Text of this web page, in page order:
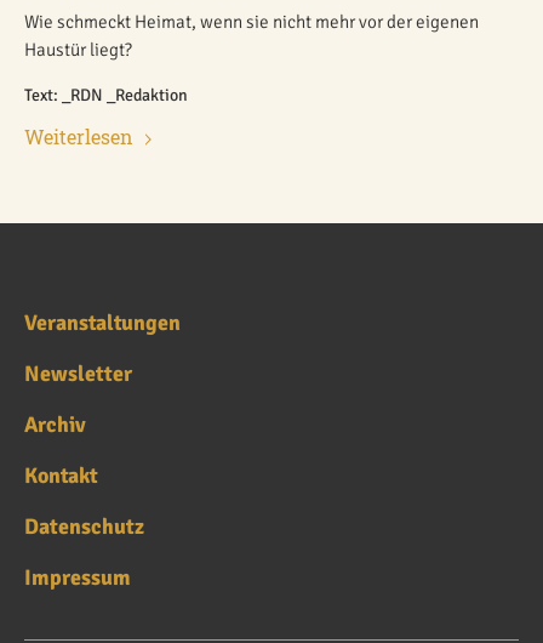
Wie schmeckt Heimat, wenn sie nicht mehr vor der eigenen
Haustür liegt?
Text: _RDN _Redaktion
Weiterlesen
Veranstaltungen
Newsletter
Archiv
Kontakt
Datenschutz
Impressum